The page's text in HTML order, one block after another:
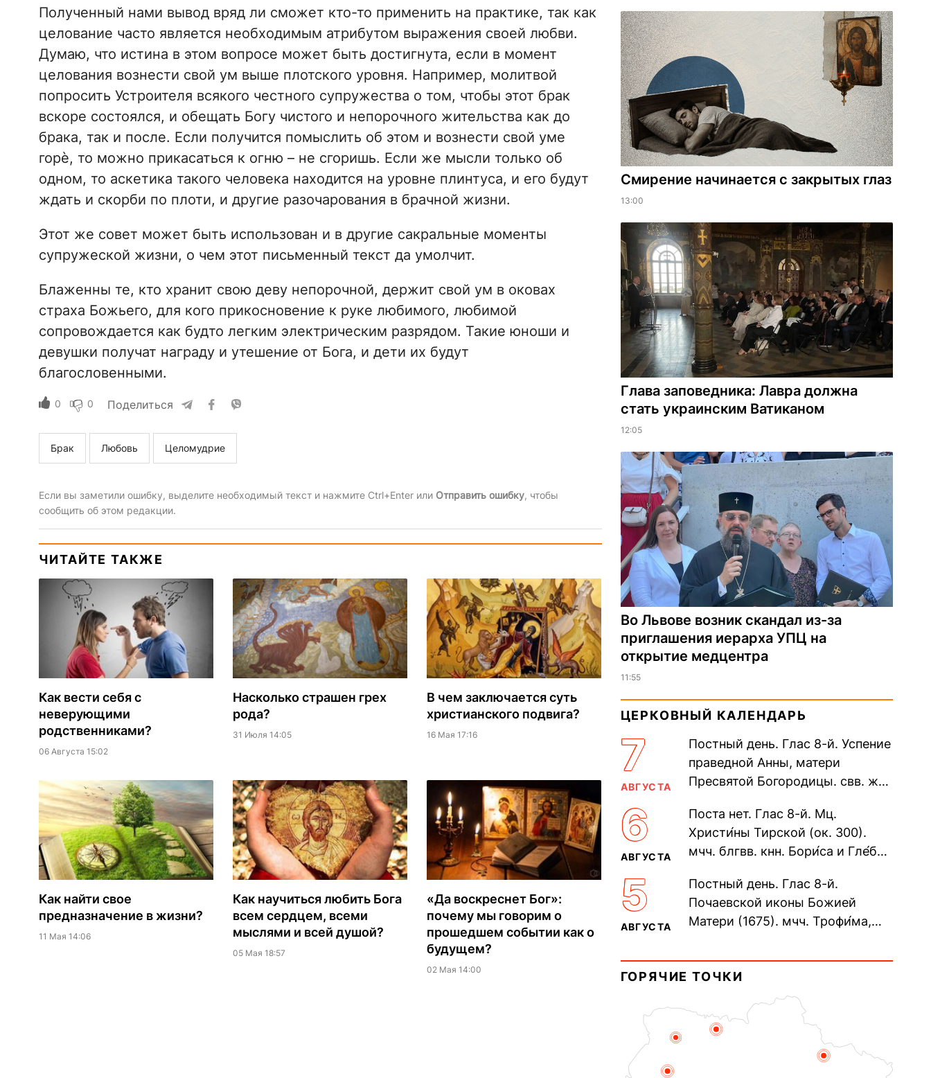
Полученный нами вывод вряд ли сможет кто-то применить на практике, так как
целование часто является необходимым атрибутом выражения своей любви.
Думаю, что истина в этом вопросе может быть достигнута, если в момент
целования вознести свой ум выше плотского уровня. Например, молитвой
попросить Устроителя всякого честного супружества о том, чтобы этот брак
вскоре состоялся, и обещать Богу чистого и непорочного жительства как до
брака, так и после. Если получится помыслить об этом и вознести свой уме
горѐ, то можно прикасаться к огню – не сгоришь. Если же мысли только об
одном, то аскетика такого человека находится на уровне плинтуса, и его будут
ждать и скорби по плоти, и другие разочарования в брачной жизни.
Этот же совет может быть использован и в другие сакральные моменты
супружеской жизни, о чем этот письменный текст да умолчит.
Блаженны те, кто хранит свою деву непорочной, держит свой ум в оковах
страха Божьего, для кого прикосновение к руке любимого, любимой
сопровождается как будто легким электрическим разрядом. Такие юноши и
девушки получат награду и утешение от Бога, и дети их будут
благословенными.
0 0 Поделиться
Брак Любовь Целомудрие
Если вы заметили ошибку, выделите необходимый текст и нажмите Ctrl+Enter или Отправить ошибку, чтобы
сообщить об этом редакции.
ЧИТАЙТЕ ТАКЖЕ
Как вести себя с
неверующими
родственниками?
06 Августа 15:02
Насколько страшен грех
рода?
31 Июля 14:05
В чем заключается суть
христианского подвига?
16 Мая 17:16
Как найти свое
предназначение в жизни?
11 Мая 14:06
Как научиться любить Бога
всем сердцем, всеми
мыслями и всей душой?
05 Мая 18:57
«Да воскреснет Бог»:
почему мы говорим о
прошедшем событии как о
будущем?
02 Мая 14:00
Смирение начинается с закрытых глаз
13:00
Глава заповедника: Лавра должна
стать украинским Ватиканом
12:05
Во Львове возник скандал из-за
приглашения иерарха УПЦ на
открытие медцентра
11:55
ЦЕРКОВНЫЙ КАЛЕНДАРЬ
7
АВГУСТА
Постный день. Глас 8-й. Успение
праведной Анны, матери
Пресвятой Богородицы. свв. жен
прп. Евпракси́и девы,...
6
АВГУСТА
Поста нет. Глас 8-й. Мц.
Христи́ны Тирской (ок. 300).
мчч. блгвв. кнн. Бори́са и Гле́ба,
Дави́да (1015). Прп....
5
АВГУСТА
Постный день. Глас 8-й.
Почаевской иконы Божией
Матери (1675). мчч. Трофи́ма,
мучеников (284–305). прав.
воина Фео́дора...
ГОРЯЧИЕ ТОЧКИ